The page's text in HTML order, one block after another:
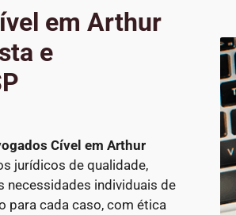
em Arthur
e
Cível em Arthur
jurídicos de qualidade,
necessidades individuais de
para cada caso, com ética